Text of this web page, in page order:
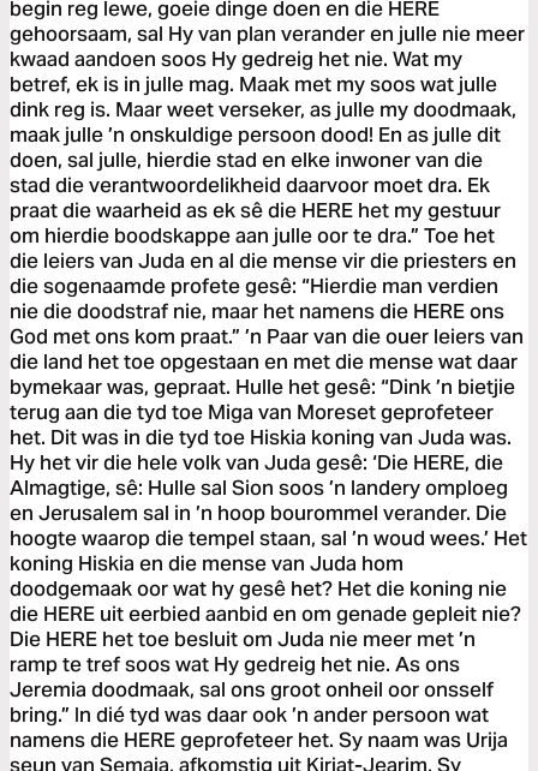
begin reg lewe, goeie dinge doen en die HERE
gehoorsaam, sal Hy van plan verander en julle nie meer
kwaad aandoen soos Hy gedreig het nie. Wat my
betref, ek is in julle mag. Maak met my soos wat julle
dink reg is. Maar weet verseker, as julle my doodmaak,
maak julle ’n onskuldige persoon dood! En as julle dit
doen, sal julle, hierdie stad en elke inwoner van die
stad die verantwoordelikheid daarvoor moet dra. Ek
praat die waarheid as ek sê die HERE het my gestuur
om hierdie boodskappe aan julle oor te dra.” Toe het
die leiers van Juda en al die mense vir die priesters en
die sogenaamde profete gesê: “Hierdie man verdien
nie die doodstraf nie, maar het namens die HERE ons
God met ons kom praat.” ’n Paar van die ouer leiers van
die land het toe opgestaan en met die mense wat daar
bymekaar was, gepraat. Hulle het gesê: “Dink ’n bietjie
terug aan die tyd toe Miga van Moreset geprofeteer
het. Dit was in die tyd toe Hiskia koning van Juda was.
Hy het vir die hele volk van Juda gesê: ‘Die HERE, die
Almagtige, sê: Hulle sal Sion soos ’n landery omploeg
en Jerusalem sal in ’n hoop bourommel verander. Die
hoogte waarop die tempel staan, sal ’n woud wees.’ Het
koning Hiskia en die mense van Juda hom
doodgemaak oor wat hy gesê het? Het die koning nie
die HERE uit eerbied aanbid en om genade gepleit nie?
Die HERE het toe besluit om Juda nie meer met ’n
ramp te tref soos wat Hy gedreig het nie. As ons
Jeremia doodmaak, sal ons groot onheil oor onsself
bring.” In dié tyd was daar ook ’n ander persoon wat
namens die HERE geprofeteer het. Sy naam was Urija
seun van Semaja, afkomstig uit Kirjat-Jearim. Sy